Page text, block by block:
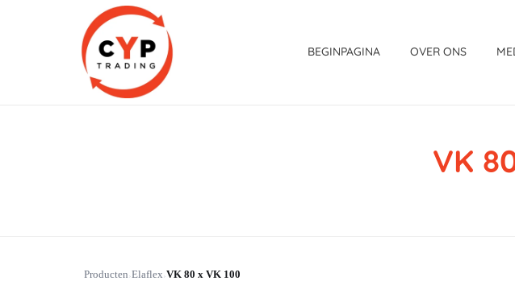
BEGINPAGINA OVER ONS
VK
Producten›Elaflex›VK 80 x VK 100